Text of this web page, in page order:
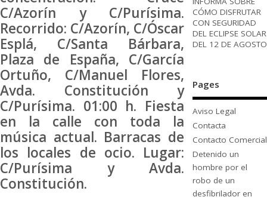
C/Azorín y C/Purísima.
Recorrido: C/Azorín, C/Óscar
Esplá, C/Santa Bárbara,
Plaza de España, C/García
Ortuño, C/Manuel Flores,
Avda. Constitución y
C/Purísima. 01:00 h. Fiesta
en la calle con toda la
música actual. Barracas de
los locales de ocio. Lugar:
C/Purísima y Avda.
Constitución.
CÓMO DISFRUTAR
CON SEGURIDAD
DEL ECLIPSE SOLAR
DEL 12 DE AGOSTO
Pages
Aviso Legal
Contacta
Contacto Comercial
Detenido un
hombre por el
robo de un
desfibrilador en